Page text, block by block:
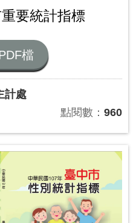
要統計指標
檔
計處
點閱數：960